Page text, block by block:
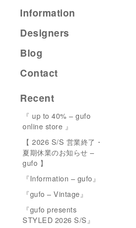
Information
Designers
Blog
Contact
Recent
『 up to 40% – gufo
online store 』
【 2026 S/S 営業終了・
夏期休業のお知らせ –
gufo 】
『Information – gufo』
『gufo – Vintage』
『gufo presents
STYLED 2026 S/S』